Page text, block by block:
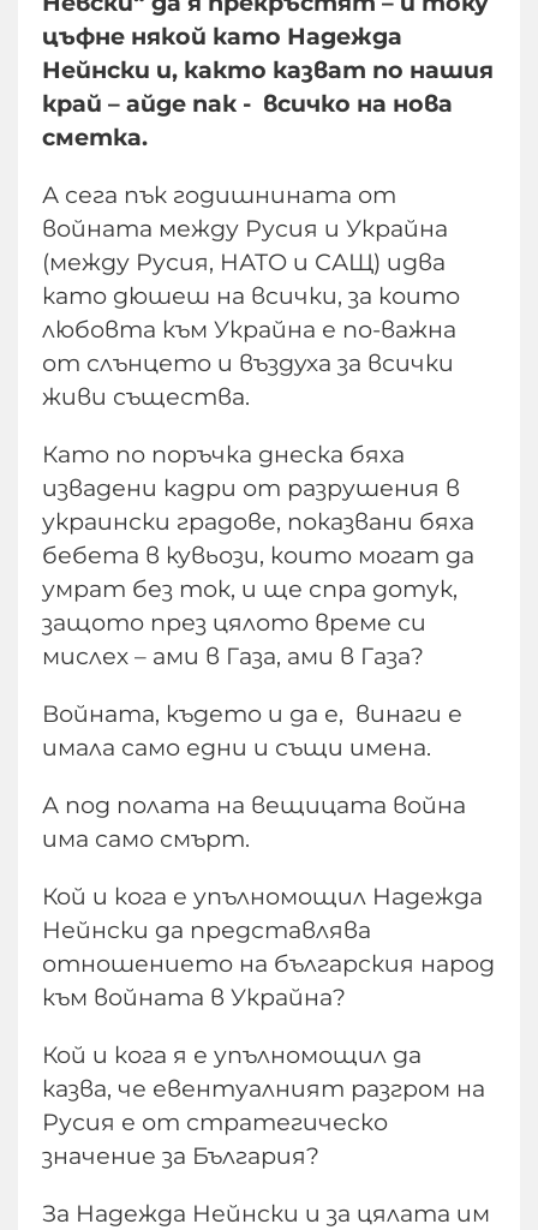
цъфне някой като Надежда
Нейнски и, както казват по нашия
край – айде пак - всичко на нова
сметка.
А сега пък годишнината от
войната между Русия и Украйна
(между Русия, НАТО и САЩ) идва
като дюшеш на всички, за които
любовта към Украйна е по-важна
от слънцето и въздуха за всички
живи същества.
Като по поръчка днеска бяха
извадени кадри от разрушения в
украински градове, показвани бяха
бебета в кувьози, които могат да
умрат без ток, и ще спра дотук,
защото през цялото време си
мислех – ами в Газа, ами в Газа?
Войната, където и да е, винаги е
имала само едни и същи имена.
А под полата на вещицата война
има само смърт.
Кой и кога е упълномощил Надежда
Нейнски да представлява
отношението на българския народ
към войната в Украйна?
Кой и кога я е упълномощил да
казва, че евентуалният разгром на
Русия е от стратегическо
значение за България?
За Надежда Нейнски и за цялата им